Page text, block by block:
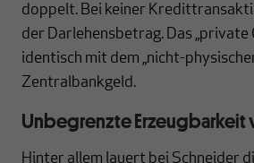
doppelt. Bei keiner
der Darlehensbetrag. Das „private
identisch mit dem „nicht-
Zentralbankgeld.
Unbegrenzte Erzeugbarkeit
Hinter allem lauert bei Schneider